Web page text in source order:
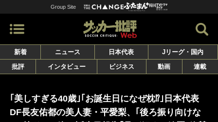
Group Site
新着 ニュース 日本代表
Jリーグ・国内
批評
インタビュー ビジネス 動画 連載
｢美しすぎる40歳｣｢お誕生日になぜ枕⁉｣日本代表
DF長友佑都の美人妻・平愛梨、｢後ろ振り向けな